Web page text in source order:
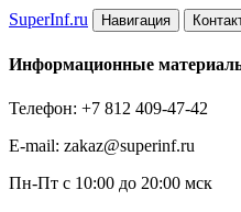
SuperInf.ru Навигация
Информационные
Телефон: +7 812 409-47-42
E-mail: zakaz@superinf.ru
Пн-Пт с 10:00 до 20:00 мск